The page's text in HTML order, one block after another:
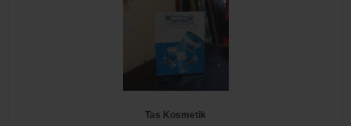
Tas Kosmetik